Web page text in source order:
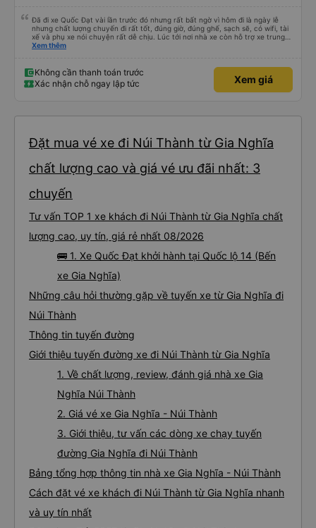
Đã đi xe Quốc Đạt vài lần trước đó nhưng rất bất ngờ vì hôm đi là ngày lễ
nhưng chất lượng chuyến đi rất tốt, đúng giờ, đúng ghế, sạch sẽ, có wifi, tài
xế và phụ xe nói chuyện rất dễ chịu. Lúc tới nơi nhà xe còn hỗ trợ xe trung
chuyển tới tận nhà. 10đ cho nhà xe, hy vọng nhà xe duy trì được chất lượng
Xem thêm
Không cần thanh toán trước
Xác nhận chỗ ngay lập tức
Xem giá
Đặt mua vé xe đi Núi Thành từ Gia Nghĩa
chất lượng cao và giá vé ưu đãi nhất: 3
chuyến
Tư vấn TOP 1 xe khách đi Núi Thành từ Gia Nghĩa chất
lượng cao, uy tín, giá rẻ nhất 08/2026
🚌 1. Xe Quốc Đạt khởi hành tại Quốc lộ 14 (Bến
xe Gia Nghĩa)
Những câu hỏi thường gặp về tuyến xe từ Gia Nghĩa đi
Núi Thành
Thông tin tuyến đường
Giới thiệu tuyến đường xe đi Núi Thành từ Gia Nghĩa
1. Về chất lượng, review, đánh giá nhà xe Gia
Nghĩa Núi Thành
2. Giá vé xe Gia Nghĩa - Núi Thành
3. Giới thiệu, tư vấn các dòng xe chạy tuyến
đường Gia Nghĩa đi Núi Thành
Bảng tổng hợp thông tin nhà xe Gia Nghĩa - Núi Thành
Cách đặt vé xe khách đi Núi Thành từ Gia Nghĩa nhanh
và uy tín nhất